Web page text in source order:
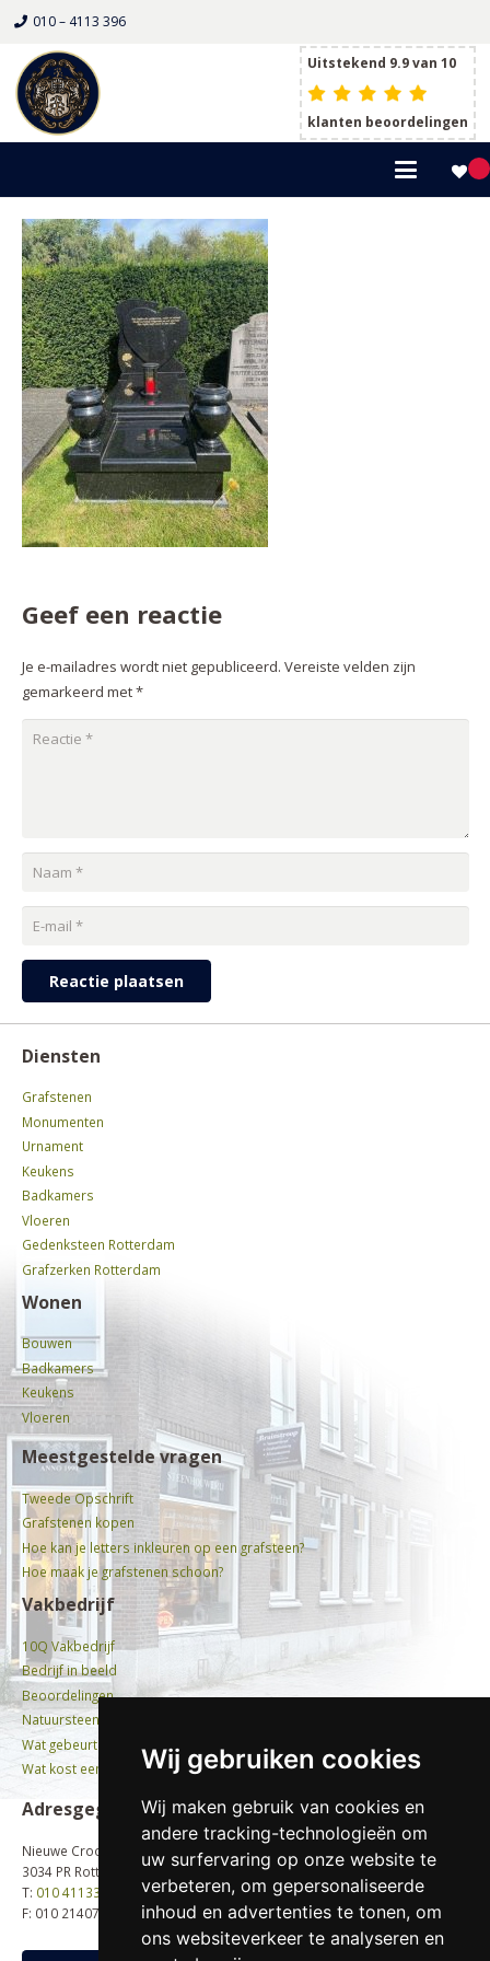
Wij gebruiken cookies
Wij maken gebruik van cookies en
andere tracking-technologieën om
uw surfervaring op onze website te
verbeteren, om gepersonaliseerde
inhoud en advertenties te tonen, om
ons websiteverkeer te analyseren en
010 – 4113 396
Uitstekend 9.9 van 10
klanten beoordelingen
Geef een reactie
Je e-mailadres wordt niet gepubliceerd. Vereiste velden zijn
gemarkeerd met*
Reactie plaatsen
Diensten
Grafstenen
Monumenten
Urnament
Keukens
Badkamers
Vloeren
Gedenksteen Rotterdam
Grafzerken Rotterdam
Wonen
Bouwen
Badkamers
Keukens
Vloeren
Meestgestelde vragen
Tweede Opschrift
Grafstenen kopen
Hoe kan je letters inkleuren op een grafsteen?
Hoe maak je grafstenen schoon?
Vakbedrijf
10Q Vakbedrijf
Bedrijf in beeld
Beoordelingen
Natuursteen
Wat gebeurt er met oude grafstenen?
Wat kost een graf?
Adresgegevens
Nieuwe Crooswijkseweg 58b
3034 PR Rotterdam
T: 010 4113396
F: 010 2140704